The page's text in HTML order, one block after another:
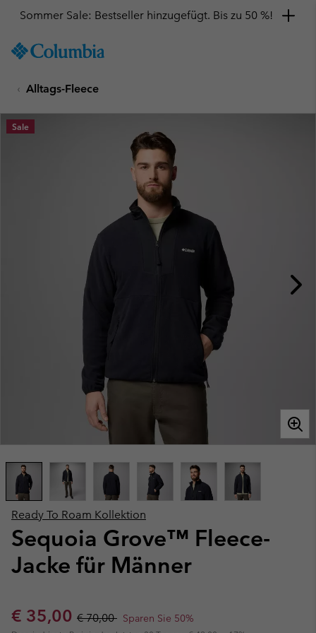
TO
SKIP
MAIN
NAV
Sommer Sale: Bestseller hinzugefügt. Bis zu 50 %!
Alltags-Fleece
Ready To Roam Kollektion
Sequoia Grove™ Fleece-
Jacke für Männer
Sale price:
€ 35,00 Regular price:
€ 70,00 Sparen Sie 50%
Sale